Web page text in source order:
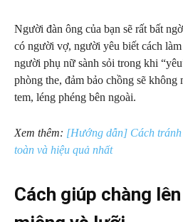
Người đàn ông của bạn sẽ rất bất
có người vợ, người yêu biết cách
người phụ nữ sành sỏi trong khi
phòng the, đảm bảo chồng sẽ
tem, léng phéng bên ngoài.
Xem thêm: [Hướng dẫn] Cách tránh
toàn và hiệu quả nhất
Cách giúp chàng